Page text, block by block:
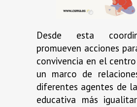
Desde esta
promueven acciones
convivencia en el
un marco de
diferentes agentes de
educativa más